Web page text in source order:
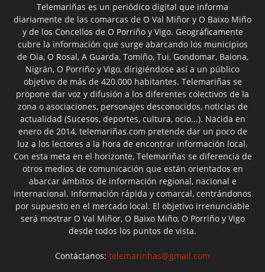
Telemariñas es un periódico digital que informa
diariamente de las comarcas de O Val Miñor y O Baixo Miño
y de los Concellos de O Porriño y Vigo. Geográficamente
cubre la información que surge abarcando los municipios
de Oia, O Rosal, A Guarda, Tomiño, Tui, Gondomar, Baiona,
Nigrán, O Porriño y Vigo, dirigiéndose así a un público
objetivo de más de 420.000 habitantes. Telemariñas se
propone dar voz y difusión a los diferentes colectivos de la
zona o asociaciones, personajes desconocidos, noticias de
actualidad (Sucesos, deportes, cultura, ocio...). Nacida en
enero de 2014, telemariñas.com pretende dar un poco de
luz a los lectores a la hora de encontrar información local.
Con esta meta en el horizonte, Telemariñas se diferencia de
otros medios de comunicación que están orientados en
abarcar ámbitos de información regional, nacional e
internacional. Información rápida y comarcal, centrándonos
por supuesto en el mercado local. El objetivo irrenunciable
será mostrar O Val Miñor, O Baixo Miño, O Porriño y Vigo
desde todos los puntos de vista.
Contáctanos: telemarinhas@gmail.com